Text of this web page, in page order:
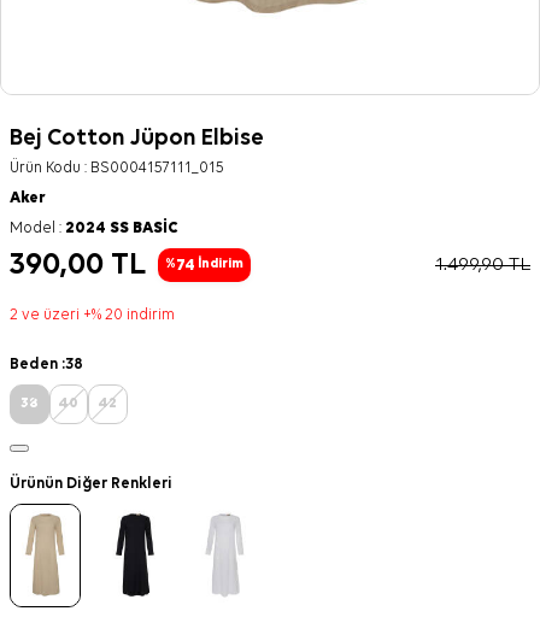
Bej Cotton Jüpon Elbise
Ürün Kodu : BS0004157111_015
Aker
Model : 2024 SS BASİC
390,00 TL %74 İndirim 1.499,90TL
2 ve üzeri +% 20 indirim
Beden :38
38 40 42
Ürünün Diğer Renkleri